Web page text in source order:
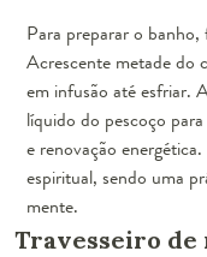
Para preparar o banho,
Acrescente metade do
em infusão até esfriar.
líquido do pescoço
e renovação
espiritual, sendo uma
mente.
Travesseiro de